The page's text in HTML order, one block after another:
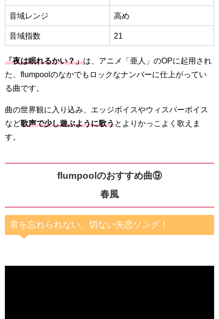
音域レンジ 高め
音域指数 21
「夜は眠れるかい？」は、アニメ「亜人」のOPに起用され
た、flumpoolのなかでもロックなナンバーに仕上がってい
る曲です。
曲の世界観に入り込み、エッジボイスやウィスパーボイス
など歌声で少し遊ぶように歌うとよりかっこよく歌えま
す。
flumpoolのおすすめ曲⑨
春風
君を忘れられない、切ない失恋ソング！